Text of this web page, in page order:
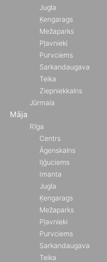
Jugla
Ķengarags
Mežaparks
Pļavnieki
Purvciems
Sarkandaugava
Teika
Ziepniekkalns
Jūrmala
Māja
Rīga
Centrs
Āgenskalns
Iļģuciems
Imanta
Jugla
Ķengarags
Mežaparks
Pļavnieki
Purvciems
Sarkandaugava
Teika